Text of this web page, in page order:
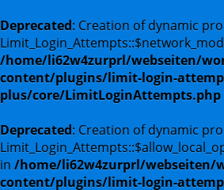
Deprecated: Creation of dynamic
/home/li62w4zurprl/webseiten/
content/plugins/limit-login-
plus/core/LimitLoginAttempts.php
Deprecated: Creation of dynamic
in /home/li62w4zurprl/webseiten/
content/plugins/limit-login-